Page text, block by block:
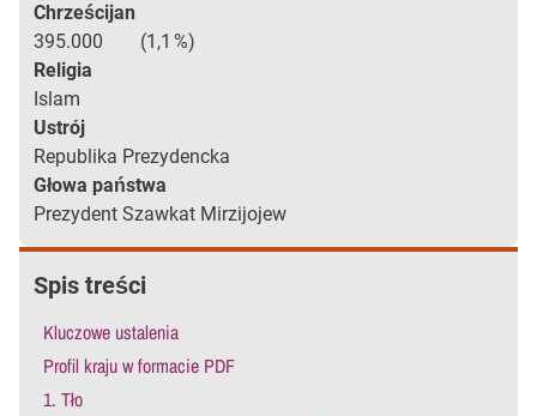
Chrześcijan
395.000
1,1
Religia
Islam
Ustrój
Republika Prezydencka
Głowa państwa
Prezydent Szawkat Mirzijojew
Spis treści
Kluczowe ustalenia
Profil kraju w formacie PDF
1. Tło